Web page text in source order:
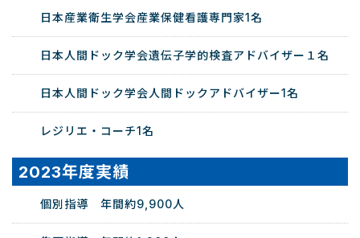
日本産業衛生学会産業保健看護専門家1名
日本人間ドック学会遺伝子学的検査アドバイザー１名
日本人間ドック学会人間ドックアドバイザー1名
レジリエ・コーチ1名
2023年度実績
個別指導 年間約9,900人